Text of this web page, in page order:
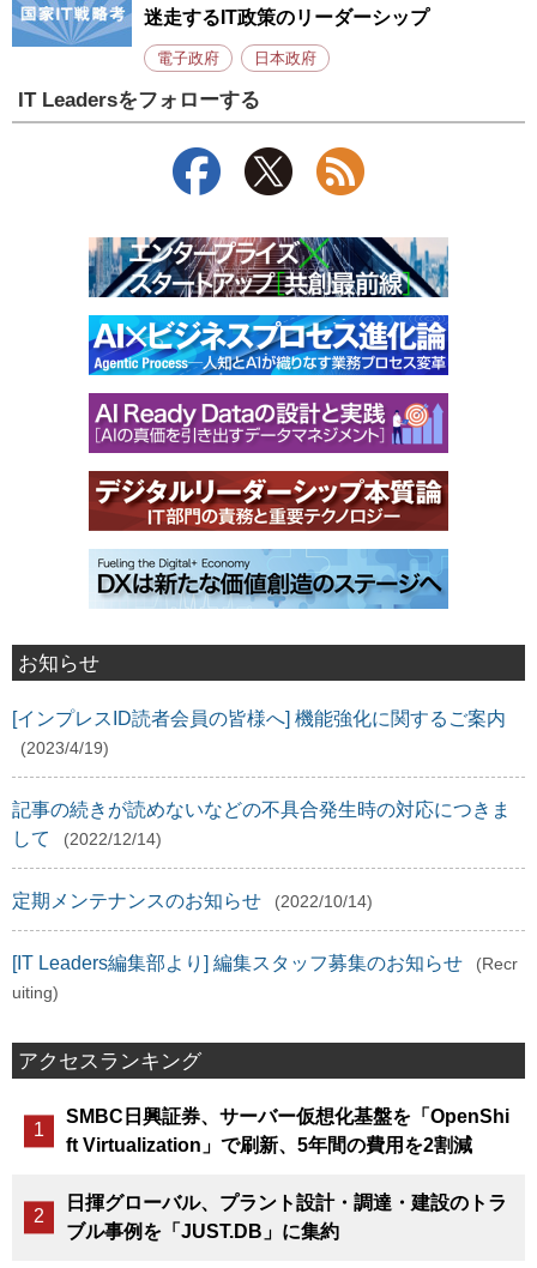
迷走するIT政策のリーダーシップ
電子政府 日本政府
IT Leadersをフォローする
お知らせ
[インプレスID読者会員の皆様へ] 機能強化に関するご案内
(2023/4/19)
記事の続きが読めないなどの不具合発生時の対応につきま
して
(2022/12/14)
定期メンテナンスのお知らせ (2022/10/14)
[IT Leaders編集部より] 編集スタッフ募集のお知らせ
(Recr
uiting)
アクセスランキング
SMBC日興証券、サーバー仮想化基盤を「OpenShi
ft Virtualization」で刷新、5年間の費用を2割減
日揮グローバル、プラント設計・調達・建設のトラ
ブル事例を「JUST.DB」に集約